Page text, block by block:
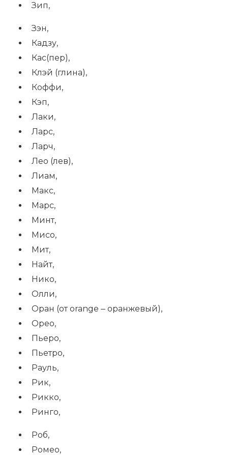
Зип,
Зэн,
Кадзу,
Кас(пер),
Клэй (глина),
Коффи,
Кэп,
Лаки,
Ларс,
Ларч,
Лео (лев),
Лиам,
Макс,
Марс,
Минт,
Мисо,
Мит,
Найт,
Нико,
Олли,
Оран (от orange ‒ оранжевый),
Орео,
Пьеро,
Пьетро,
Рауль,
Рик,
Рикко,
Ринго,
Роб,
Ромео,